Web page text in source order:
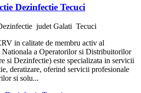
Dezinfectie Tecuci
judet Galati Tecuci
in calitate de membru activ al
a Operatorilor si Distribuitorilor
si Dezinfectie) este specializata in servicii
deratizare, oferind servicii profesionale
si solu...